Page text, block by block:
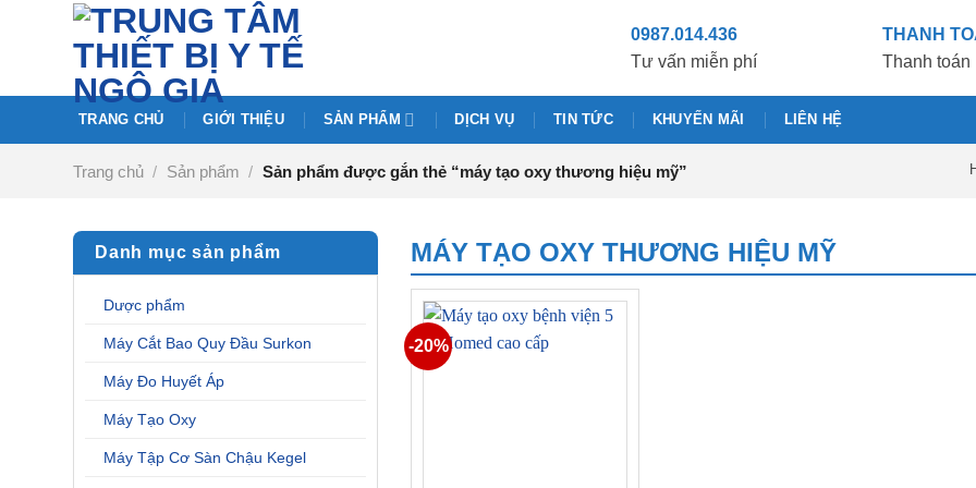
dung
0987.014.436
Tư vấn miễn phí
THANH
Thanh toán
TRANG CHỦ GIỚI THIỆU SẢN PHẨM DỊCH VỤ TIN TỨC KHUYẾN MÃI LIÊN HỆ
Trang chủ / Sản phẩm / Sản phẩm được gắn thẻ “máy tạo oxy thương hiệu mỹ”
Danh mục sản phẩm
Dược phẩm
Máy Cắt Bao Quy Đầu Surkon
Máy Đo Huyết Áp
Máy Tạo Oxy
Máy Tập Cơ Sàn Chậu Kegel
MÁY TẠO OXY THƯƠNG HIỆU MỸ
-20%